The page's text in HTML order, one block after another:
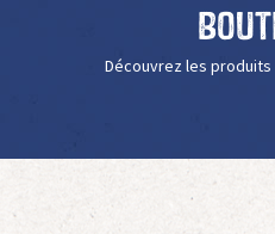
Découvrez les produits